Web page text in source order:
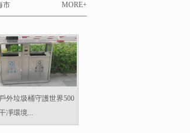
MORE+
市
外垃圾桶守護世界500
凈環境...